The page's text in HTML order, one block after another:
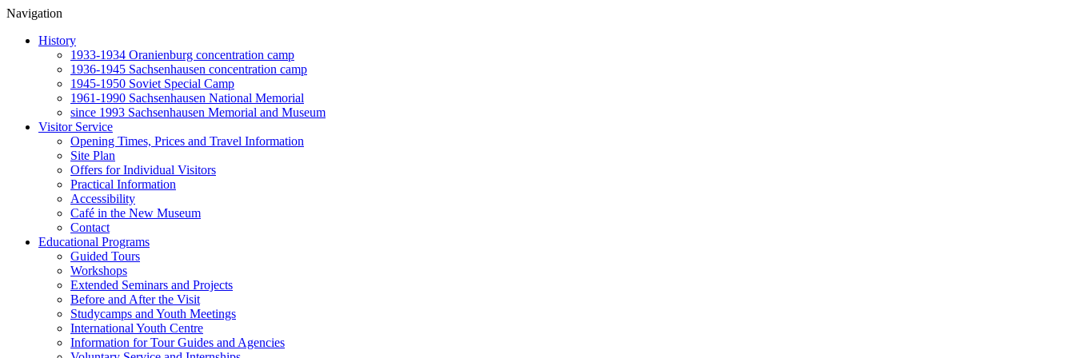
Navigation
History
1933-1934 Oranienburg concentration camp
1936-1945 Sachsenhausen concentration camp
1945-1950 Soviet Special Camp
1961-1990 Sachsenhausen National Memorial
since 1993 Sachsenhausen Memorial and Museum
Visitor Service
Opening Times, Prices and Travel Information
Site Plan
Offers for Individual Visitors
Practical Information
Accessibility
Café in the New Museum
Contact
Educational Programs
Guided Tours
Workshops
Extended Seminars and Projects
Before and After the Visit
Studycamps and Youth Meetings
International Youth Centre
Information for Tour Guides and Agencies